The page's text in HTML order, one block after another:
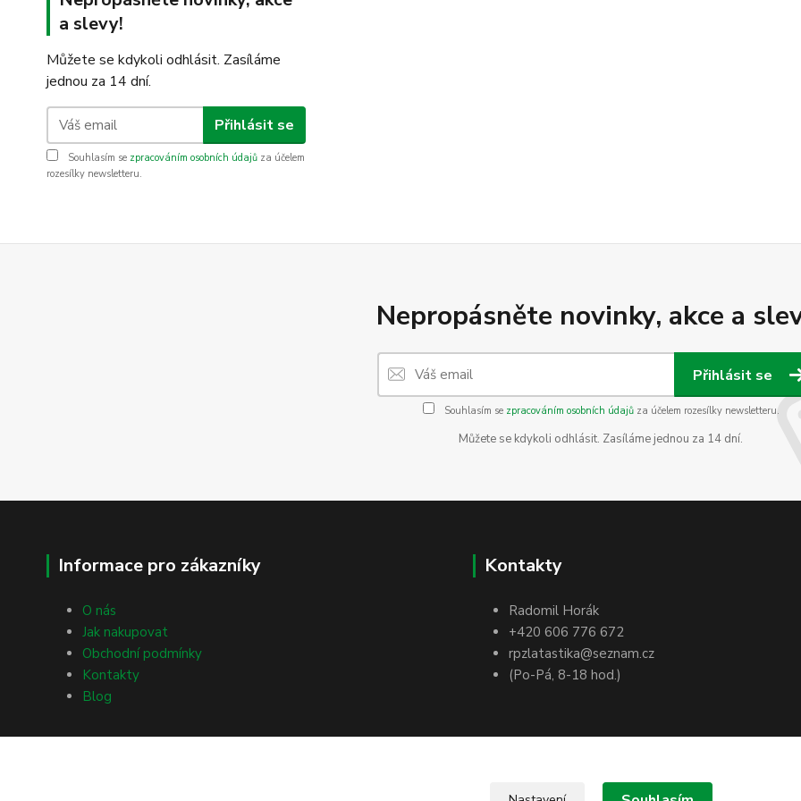
a slevy!
Můžete se kdykoli odhlásit. Zasíláme
jednou za 14 dní.
Přihlásit se
Souhlasím se zpracováním osobních údajů za účelem
rozesílky newsletteru.
Nepropásněte novinky, akce a
Přihlásit se
Souhlasím se zpracováním osobních údajůza účelem rozesílky newsletteru.
Můžete se kdykoli odhlásit. Zasíláme jednou za 14 dní.
Informace pro zákazníky
O nás
Jak nakupovat
Obchodní podmínky
Kontakty
Blog
Kontakty
Radomil Horák
+420 606 776 672
rpzlatastika@seznam.cz
(Po-Pá, 8-18 hod.)